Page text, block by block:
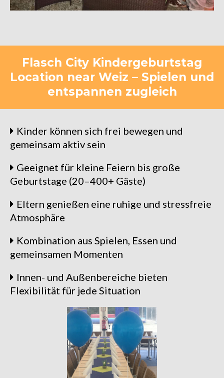
Flasch City Kindergeburtstag
Location near Weiz – Spielen und
entspannen zugleich
Kinder können sich frei bewegen und
gemeinsam aktiv sein
Geeignet für kleine Feiern bis große
Geburtstage (20–400+ Gäste)
Eltern genießen eine ruhige und stressfreie
Atmosphäre
Kombination aus Spielen, Essen und
gemeinsamen Momenten
Innen- und Außenbereiche bieten
Flexibilität für jede Situation